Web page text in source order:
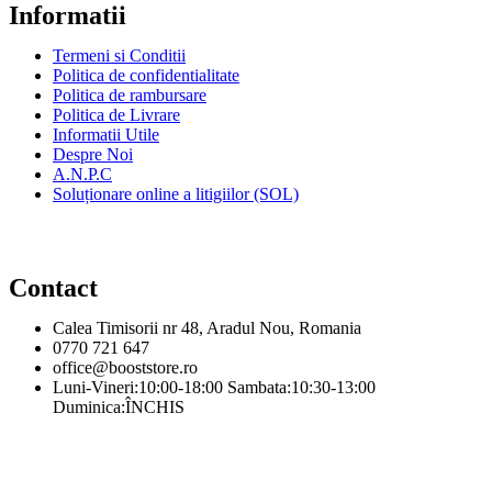
Informatii
Termeni si Conditii
Politica de confidentialitate
Politica de rambursare
Politica de Livrare
Informatii Utile
Despre Noi
A.N.P.C
Soluționare online a litigiilor (SOL)
Contact
Calea Timisorii nr 48, Aradul Nou, Romania
0770 721 647
office@booststore.ro
Luni-Vineri:10:00-18:00 Sambata:10:30-13:00
Duminica:ÎNCHIS